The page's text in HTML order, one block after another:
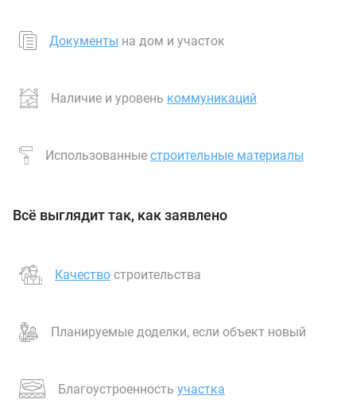
Документы на дом и участок
Наличие и уровень коммуникаций
Использованные строительные материалы
Всё выглядит так, как заявлено
Качество строительства
Планируемые доделки, если объект новый
Благоустроенность участка